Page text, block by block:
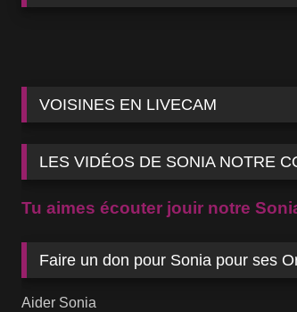
VOISINES EN LIVECAM
LES VIDÉOS DE SONIA NOTRE
Tu aimes écouter jouir notre
Faire un don pour Sonia pour ses
Aider Sonia